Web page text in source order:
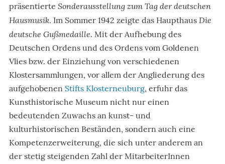
präsentierte Sonderausstellung zum Tag der deutschen
Hausmusik. Im Sommer 1942 zeigte das Haupthaus Die
deutsche Gußmedaille. Mit der Aufhebung des
Deutschen Ordens und des Ordens vom Goldenen
Vlies bzw. der Einziehung von verschiedenen
Klostersammlungen, vor allem der Angliederung des
aufgehobenen Stifts Klosterneuburg, erfuhr das
Kunsthistorische Museum nicht nur einen
bedeutenden Zuwachs an kunst- und
kulturhistorischen Beständen, sondern auch eine
Kompetenzerweiterung, die sich unter anderem an
der stetig steigenden Zahl der MitarbeiterInnen